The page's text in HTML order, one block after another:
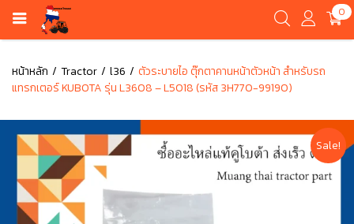
0
หน้าหลัก Tractor l36
ตัวระบายไอ ตุ๊กตาคานหน้าตัวหน้า สำหรับรถ
แทรกเตอร์ KUBOTA รุ่น L3608 – L5018 (รหัส 3H770-99190)
Sale!